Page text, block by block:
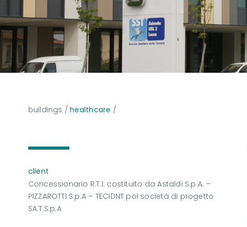
buildings /healthcare /
client
Concessionario R.T.l. costituito da Astaldi S.p.A. –
PIZZAROTTI S.p.A – TECIDNT poi società di progetto
SA.T.S.p.A